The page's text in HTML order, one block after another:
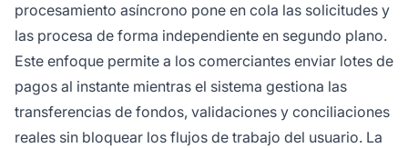
procesamiento asíncrono pone en cola las solicitudes y
las procesa de forma independiente en segundo plano.
Este enfoque permite a los comerciantes enviar lotes de
pagos al instante mientras el sistema gestiona las
transferencias de fondos, validaciones y conciliaciones
reales sin bloquear los flujos de trabajo del usuario. La